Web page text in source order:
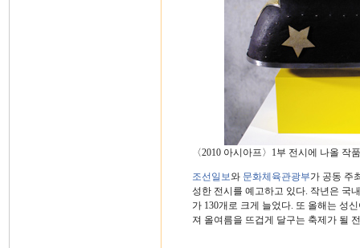
〈2010 아시아프〉1부 전시에 나올 작
조선일보와 문화체육관광부가 공동 주
성한 전시를 예고하고 있다. 작년은 국
가 130개로 크게 늘었다. 또 올해는 성
져 올여름을 뜨겁게 달구는 축제가 될